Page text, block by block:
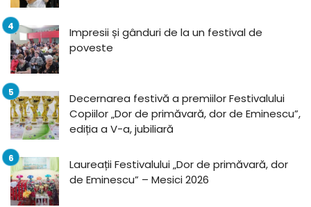
Impresii și gânduri de la un festival de
poveste
Decernarea festivă a premiilor Festivalului
Copiilor „Dor de primăvară, dor de Eminescu”,
ediția a V-a, jubiliară
Laureații Festivalului „Dor de primăvară, dor
de Eminescu” – Mesici 2026